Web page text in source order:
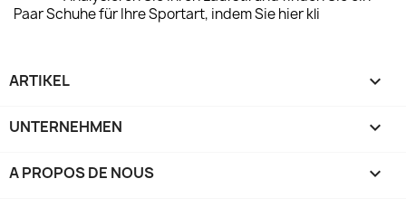
Paar Schuhe für Ihre Sportart, indem Sie hier kli
ARTIKEL 
UNTERNEHMEN 
A PROPOS DE NOUS 